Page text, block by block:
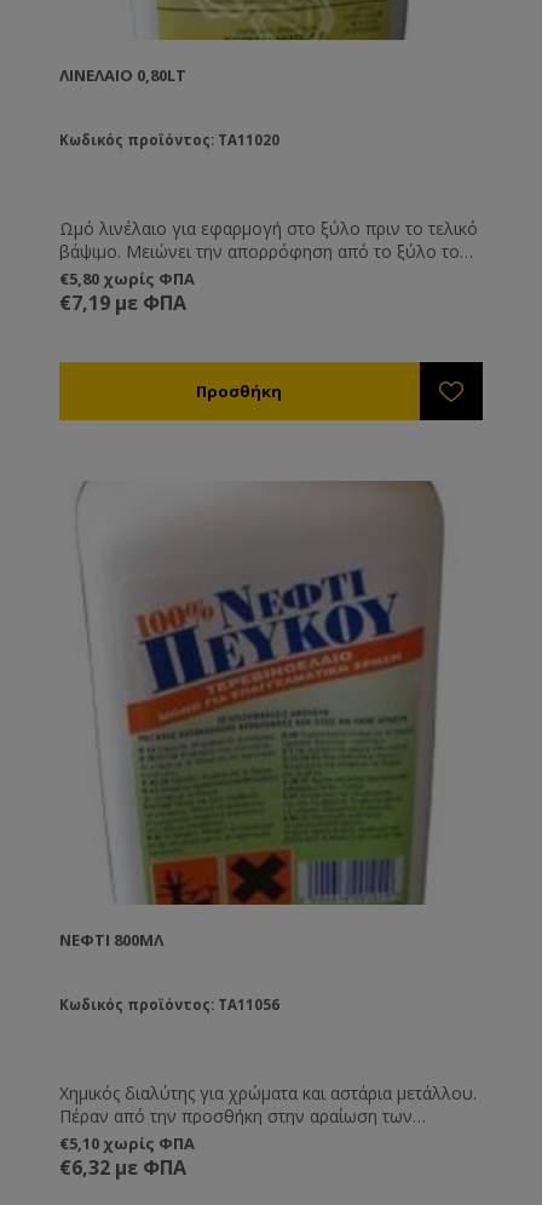
ΛΙΝΈΛΑΙΟ 0,80LT
Κωδικός προϊόντος: TA11020
Ωμό λινέλαιο για εφαρμογή στο ξύλο πριν το τελικό
βάψιμο. Μειώνει την απορρόφηση από το ξύλο του
ασταριού ή του χρώματος με αποτέλεσμα να έχουμε
οικονομία σε αυτά τα υλικά ( που κοστίζουν
περισσότερο από το λινέλαιο ).
€5,80 χωρίς ΦΠΑ
€7,19 με ΦΠΑ
ΝΕΦΤΙ 800ΜΛ
Κωδικός προϊόντος: TA11056
Χημικός διαλύτης για χρώματα και αστάρια μετάλλου.
Πέραν από την προσθήκη στην αραίωση των
ασταριών και των χρωμάτων μπορείτε να τα
χρησιμοποιήσετε και για να καθαρίσετε τα εργαλεία
βαφής .
€5,10 χωρίς ΦΠΑ
€6,32 με ΦΠΑ